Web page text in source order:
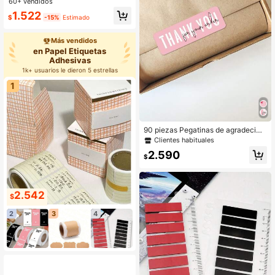
ivertidas, suministros escolares par
$1.522 -15% Estimado
Más vendidos
en Papel Etiquetas
Adhesivas
1k+ usuarios le dieron 5 estrellas
1
$2.542
2 3 4
90 piezas Pegatinas de agradecimi
ento por su compra, decoración de
ña, sellado, etiquetas personalizada
Clientes habituales
$2.590